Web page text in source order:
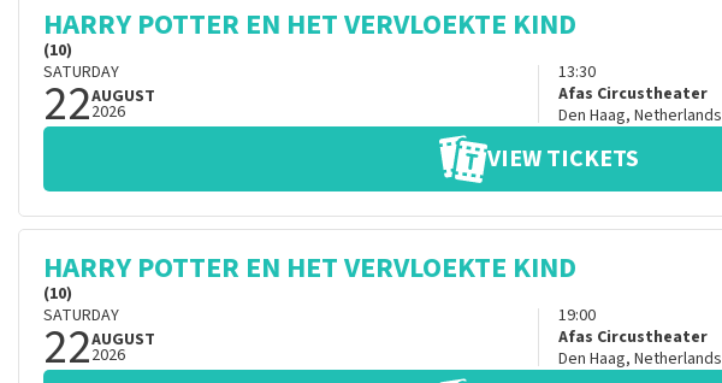
HARRY POTTER EN HET VERVLOEKTE KIND
(10)
SATURDAY
22AUGUST
2026
13:30
Afas Circustheater
Den Haag, Netherlands
VIEW TICKETS
HARRY POTTER EN HET VERVLOEKTE KIND
(10)
SATURDAY
22AUGUST
2026
19:00
Afas Circustheater
Den Haag, Netherlands